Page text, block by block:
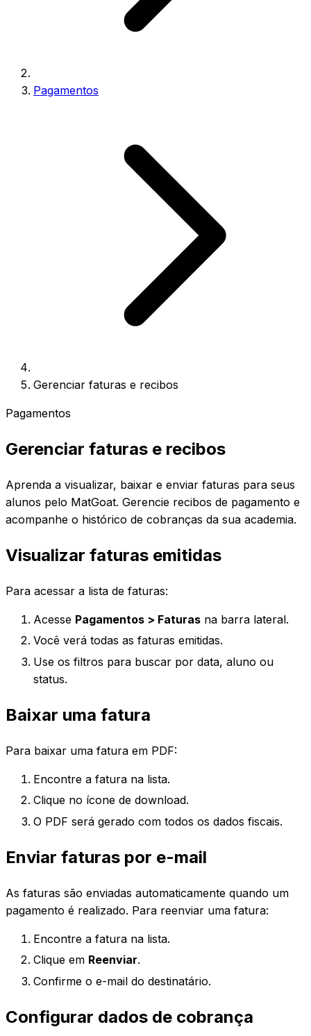
Pagamentos
Gerenciar faturas e recibos
Pagamentos
Gerenciar faturas e recibos
Aprenda a visualizar, baixar e enviar faturas para seus
alunos pelo MatGoat. Gerencie recibos de pagamento e
acompanhe o histórico de cobranças da sua academia.
Visualizar faturas emitidas
Para acessar a lista de faturas:
Acesse Pagamentos > Faturas na barra lateral.
Você verá todas as faturas emitidas.
Use os filtros para buscar por data, aluno ou
status.
Baixar uma fatura
Para baixar uma fatura em PDF:
Encontre a fatura na lista.
Clique no ícone de download.
O PDF será gerado com todos os dados fiscais.
Enviar faturas por e-mail
As faturas são enviadas automaticamente quando um
pagamento é realizado. Para reenviar uma fatura:
Encontre a fatura na lista.
Clique em Reenviar.
Confirme o e-mail do destinatário.
Configurar dados de cobrança